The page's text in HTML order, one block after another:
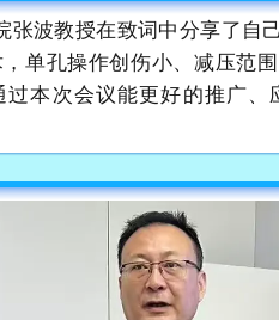
张波教授在致词中分享了自
单孔操作创伤小、减压范
本次会议能更好的推广